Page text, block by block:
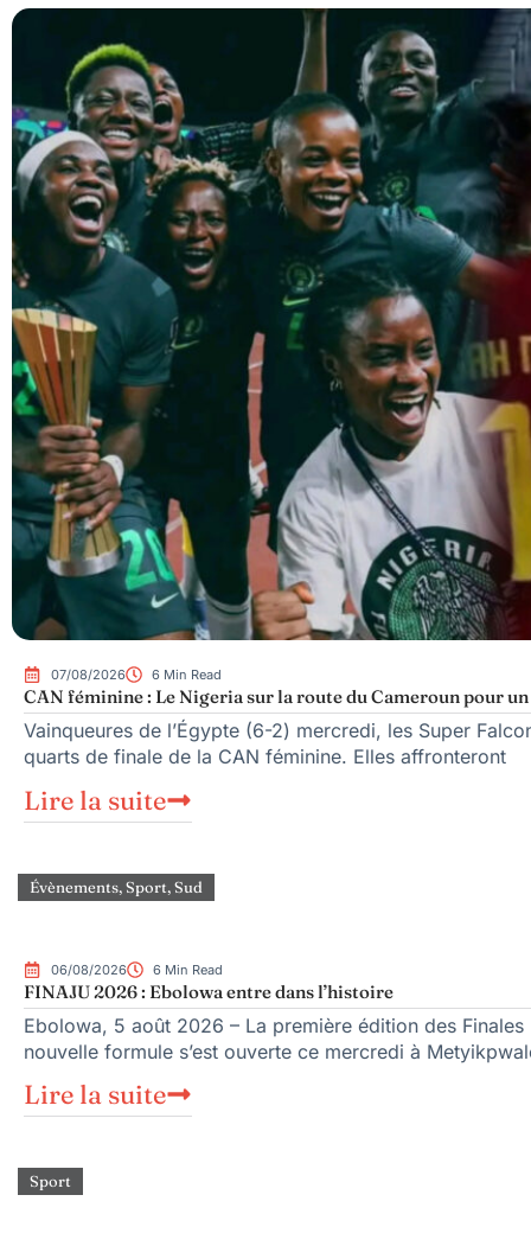
07/08/2026 6 Min Read
CAN féminine : Le Nigeria sur la route du Cameroun pour
Vainqueures de l’Égypte (6-2) mercredi, les Super
quarts de finale de la CAN féminine. Elles affronteront
Lire la suite
Évènements,Sport,Sud
06/08/2026 6 Min Read
FINAJU 2026 : Ebolowa entre dans l’histoire
Ebolowa, 5 août 2026 – La première édition des
nouvelle formule s’est ouverte ce mercredi à
Lire la suite
Sport